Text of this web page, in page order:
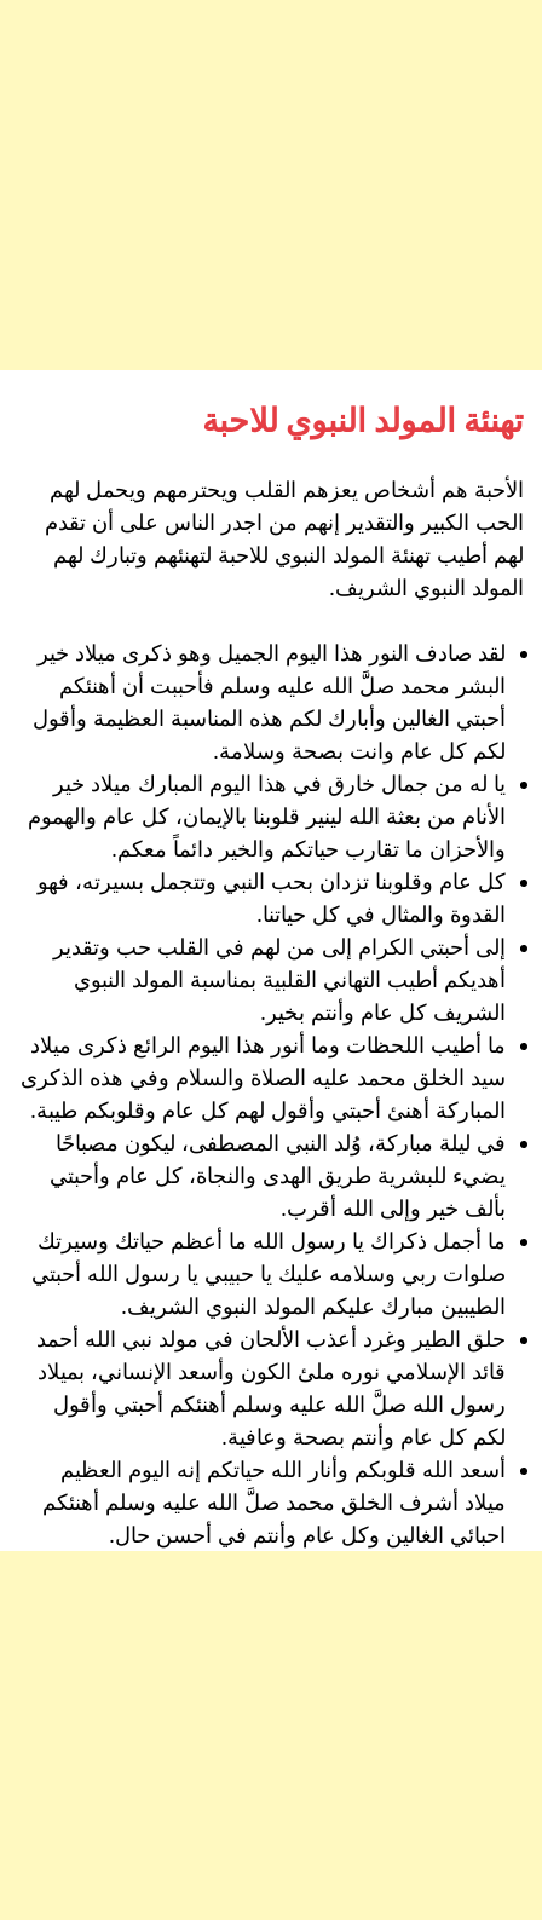
تهنئة المولد النبوي للاحبة
الأحبة هم أشخاص يعزهم القلب ويحترمهم ويحمل لهم
الحب الكبير والتقدير إنهم من اجدر الناس على أن تقدم
لهم أطيب تهنئة المولد النبوي للاحبة لتهنئهم وتبارك لهم
المولد النبوي الشريف.
لقد صادف النور هذا اليوم الجميل وهو ذكرى ميلاد خير
البشر محمد صلَّ الله عليه وسلم فأحببت أن أهنئكم
أحبتي الغالين وأبارك لكم هذه المناسبة العظيمة وأقول
لكم كل عام وانت بصحة وسلامة.
يا له من جمال خارق في هذا اليوم المبارك ميلاد خير
الأنام من بعثة الله لينير قلوبنا بالإيمان، كل عام والهموم
والأحزان ما تقارب حياتكم والخير دائماً معكم.
كل عام وقلوبنا تزدان بحب النبي وتتجمل بسيرته، فهو
القدوة والمثال في كل حياتنا.
إلى أحبتي الكرام إلى من لهم في القلب حب وتقدير
أهديكم أطيب التهاني القلبية بمناسبة المولد النبوي
الشريف كل عام وأنتم بخير.
ما أطيب اللحظات وما أنور هذا اليوم الرائع ذكرى ميلاد
سيد الخلق محمد عليه الصلاة والسلام وفي هذه الذكرى
المباركة أهنئ أحبتي وأقول لهم كل عام وقلوبكم طيبة.
في ليلة مباركة، وُلد النبي المصطفى، ليكون مصباحًا
يضيء للبشرية طريق الهدى والنجاة، كل عام وأحبتي
بألف خير وإلى الله أقرب.
ما أجمل ذكراك يا رسول الله ما أعظم حياتك وسيرتك
صلوات ربي وسلامه عليك يا حبيبي يا رسول الله أحبتي
الطيبين مبارك عليكم المولد النبوي الشريف.
حلق الطير وغرد أعذب الألحان في مولد نبي الله أحمد
قائد الإسلامي نوره ملئ الكون وأسعد الإنساني، بميلاد
رسول الله صلَّ الله عليه وسلم أهنئكم أحبتي وأقول
لكم كل عام وأنتم بصحة وعافية.
أسعد الله قلوبكم وأنار الله حياتكم إنه اليوم العظيم
ميلاد أشرف الخلق محمد صلَّ الله عليه وسلم أهنئكم
احبائي الغالين وكل عام وأنتم في أحسن حال.